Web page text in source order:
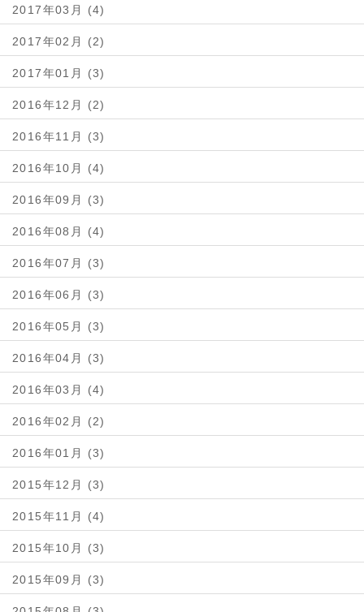
2017年03月 (4)
2017年02月 (2)
2017年01月 (3)
2016年12月 (2)
2016年11月 (3)
2016年10月 (4)
2016年09月 (3)
2016年08月 (4)
2016年07月 (3)
2016年06月 (3)
2016年05月 (3)
2016年04月 (3)
2016年03月 (4)
2016年02月 (2)
2016年01月 (3)
2015年12月 (3)
2015年11月 (4)
2015年10月 (3)
2015年09月 (3)